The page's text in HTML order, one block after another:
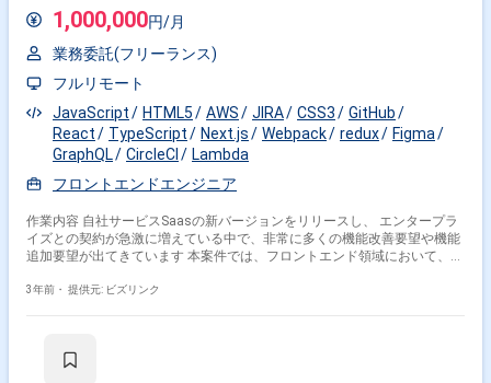
1,000,000円/月
業務委託(フリーランス)
フルリモート
JavaScript
HTML5 AWS JIRA CSS3
GitHub
React
TypeScript Next.js Webpack redux
Figma
GraphQL
CircleCI
Lambda
フロントエンドエンジニア
作業内容 自社サービスSaasの新バージョンをリリースし、 エンタープラ
イズとの契約が急激に増えている中で、非常に多くの機能改善要望や機能
追加要望が出てきています 本案件では、フロントエンド領域において、こ
術は、React & Typescriptを使用し、GraphQLを用いたBFFを導入していま
3年前・ 提供元: ビズリンク